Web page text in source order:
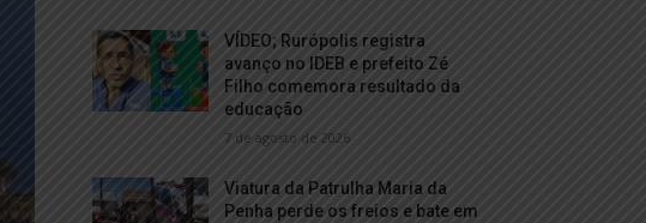
VÍDEO; Rurópolis registra
avanço no IDEB e prefeito Zé
Filho comemora resultado da
educação
7 de agosto de 2026
Viatura da Patrulha Maria da
Penha perde os freios e bate em